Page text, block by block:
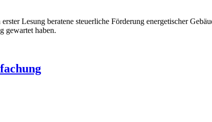
Lesung beratene steuerliche Förderung energetischer
gewartet haben.